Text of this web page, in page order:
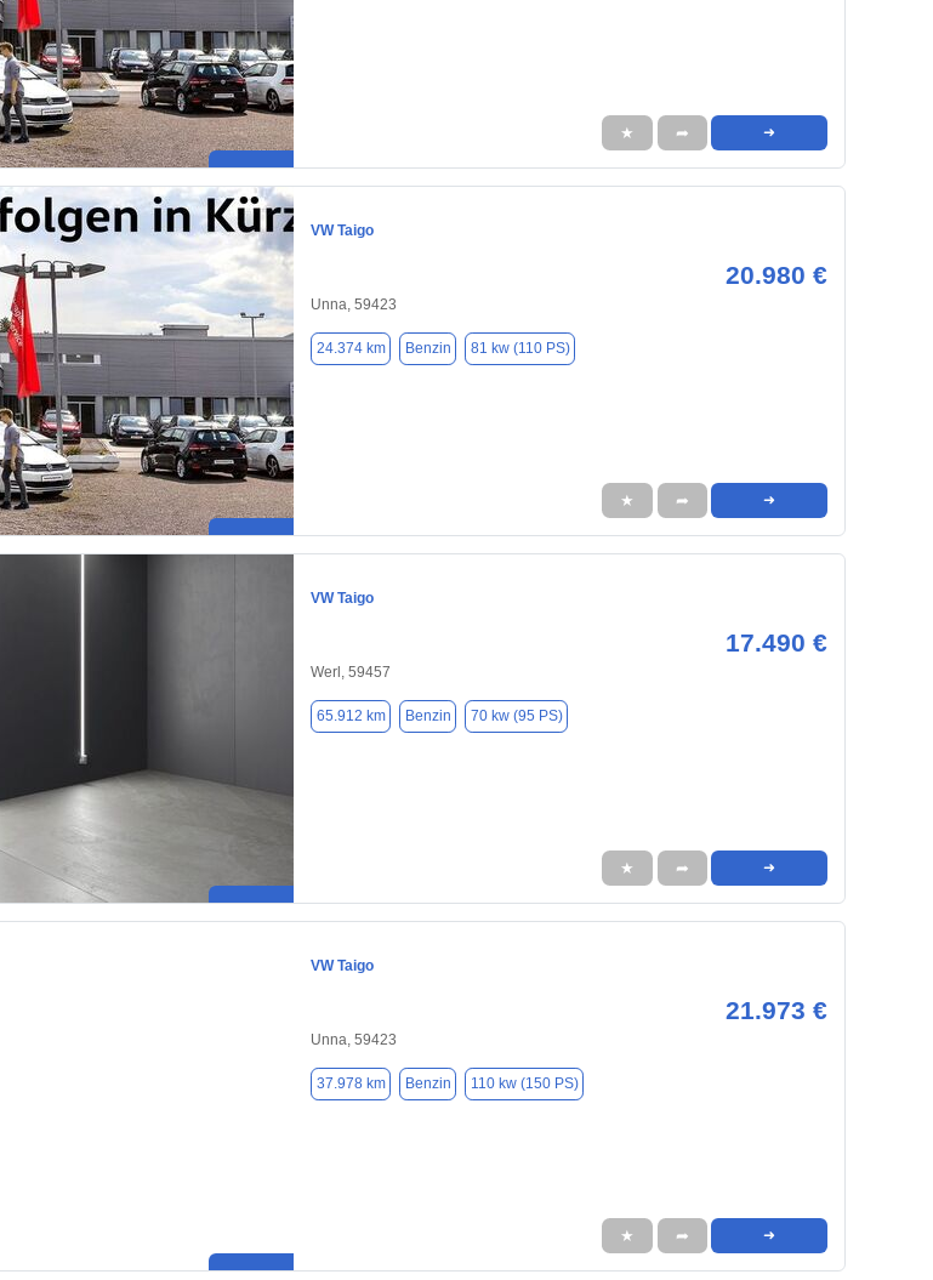
★ ➦ ➜
VW Taigo
20.980 €
Unna, 59423
24.374 km Benzin 81 kw (110 PS)
★ ➦ ➜
VW Taigo
17.490 €
Werl, 59457
65.912 km Benzin 70 kw (95 PS)
★ ➦ ➜
VW Taigo
21.973 €
Unna, 59423
37.978 km Benzin 110 kw (150 PS)
★ ➦ ➜